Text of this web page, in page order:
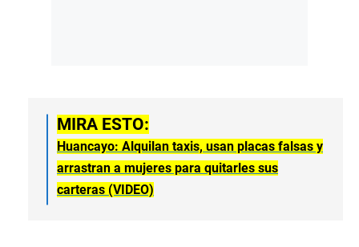
MIRA ESTO:
Huancayo: Alquilan taxis, usan placas falsas y
arrastran a mujeres para quitarles sus
carteras (VIDEO)